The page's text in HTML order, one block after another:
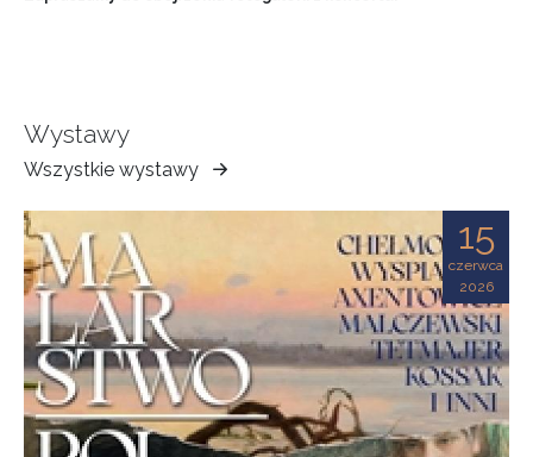
Wystawy
Wszystkie wystawy
Muzeum
Ziemi
Tarnowskiej
15
czerwca
2026